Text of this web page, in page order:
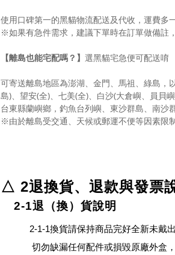
使用口碑第一的黑貓物流配送及代收，運費多
※如果有急件需求，建議下單時在訂單做備註，
【離島也能宅配嗎？】 選黑貓宅急便可配送唷
可寄送離島地區為澎湖、金門、馬祖、綠島，
島)、望安(全)、七美(全)、白沙(大倉嶼、員貝
台東縣蘭嶼鄉，釣魚台列嶼、東沙群島、南沙
※由於離島受交通、天候或郵運不便等因素限
△ 2退換貨、退款與發票
2-1退（換）貨說明
2-1-1換貨請保持商品完好全新未戴
切勿缺漏任何配件或損毀原廠外盒